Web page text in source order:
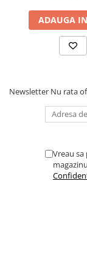
ADAUGA
Newsletter Nu rata
Vreau